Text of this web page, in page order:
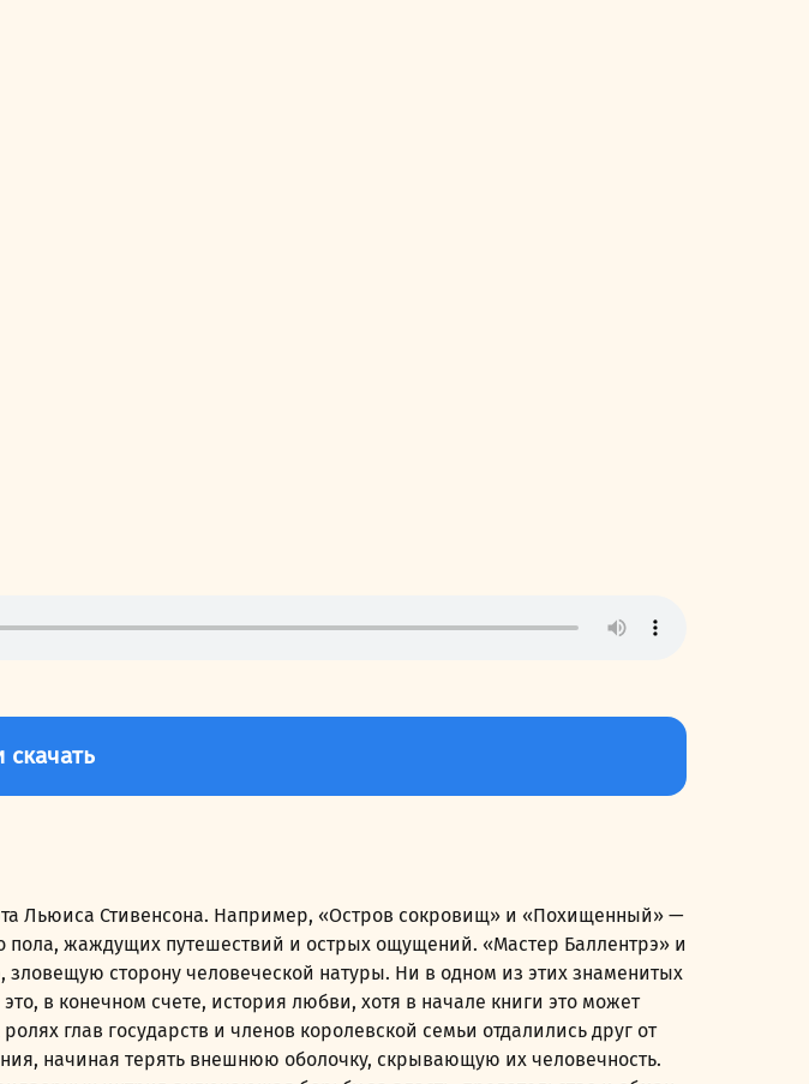
скачать
Льюиса Стивенсона. Например, «Остров сокровищ» и «Похищенный» —
жаждущих путешествий и острых ощущений. «Мастер Баллентрэ» и
сторону человеческой натуры. Ни в одном из этих знаменитых
в конечном счете, история любви, хотя в начале книги это может
глав государств и членов королевской семьи отдалились друг от
начиная терять внешнюю оболочку, скрывающую их человечность.